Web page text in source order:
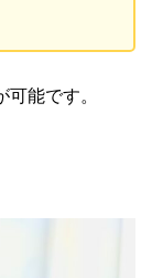
能です。